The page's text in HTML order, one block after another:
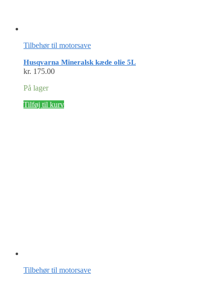
Tilbehør til motorsave
Husqvarna Mineralsk kæde olie 5L
kr. 175.00
På lager
Tilføj til kurv
Tilbehør til motorsave